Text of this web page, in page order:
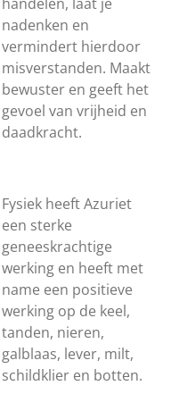
nadenken en
vermindert hierdoor
misverstanden. Maakt
bewuster en geeft het
gevoel van vrijheid en
daadkracht.
Fysiek heeft Azuriet
een sterke
geneeskrachtige
werking en heeft met
name een positieve
werking op de keel,
tanden, nieren,
galblaas, lever, milt,
schildklier en botten.